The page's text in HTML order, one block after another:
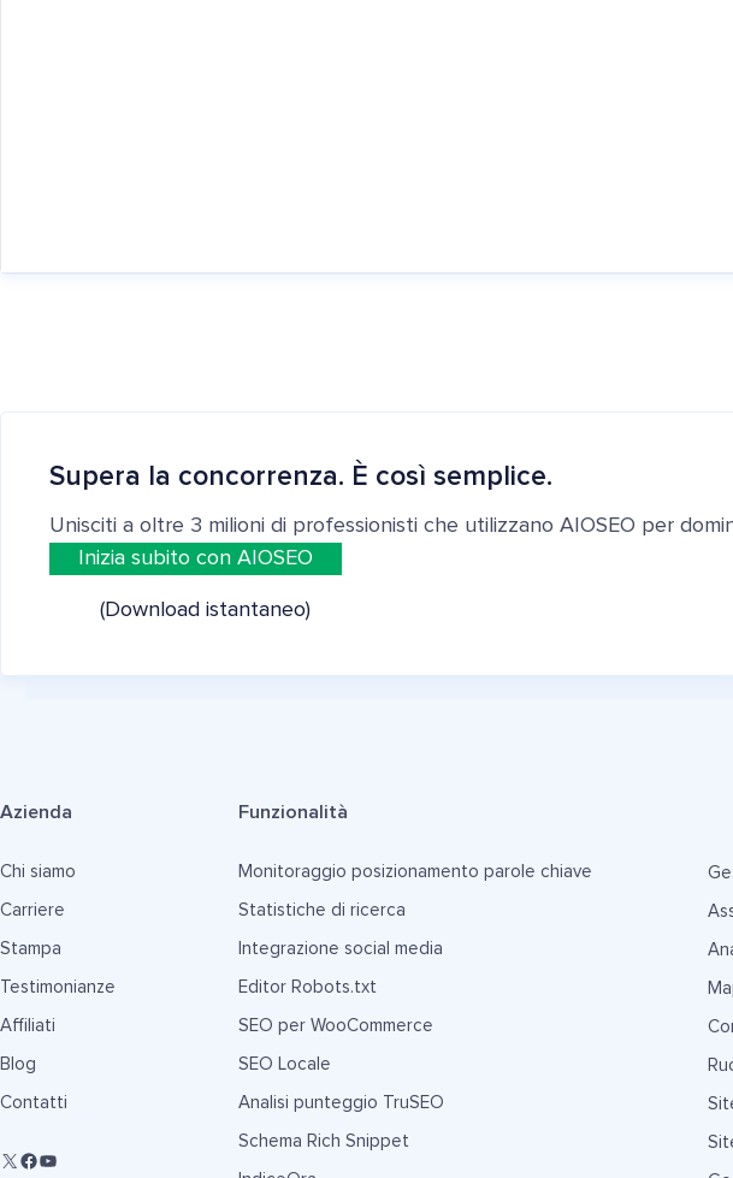
Supera la concorrenza. È così semplice.
Unisciti a oltre 3 milioni di professionisti che utilizzano AIOSEO per
Inizia subito con AIOSEO
(Download istantaneo)
Azienda
Chi siamo
Carriere
Stampa
Testimonianze
Affiliati
Blog
Contatti
Funzionalità
Monitoraggio posizionamento parole chiave
Statistiche di ricerca
Integrazione social media
Editor Robots.txt
SEO per WooCommerce
SEO Locale
Analisi punteggio TruSEO
Schema Rich Snippet